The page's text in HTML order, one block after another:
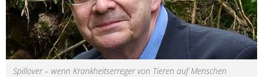
Spillover – wenn Krankheitserreger von Tieren auf Menschen